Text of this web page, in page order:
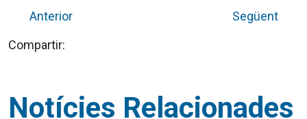
Anterior
Següent
Compartir:
Notícies Relacionades